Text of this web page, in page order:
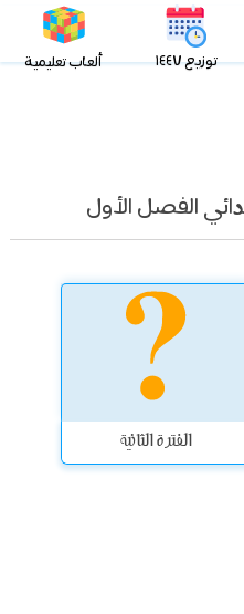
توزيع ١٤٤٧ ألعاب تعليمية
الفصل الأول
الفترة الثانية